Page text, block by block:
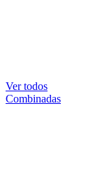
Ver todos
Combinadas